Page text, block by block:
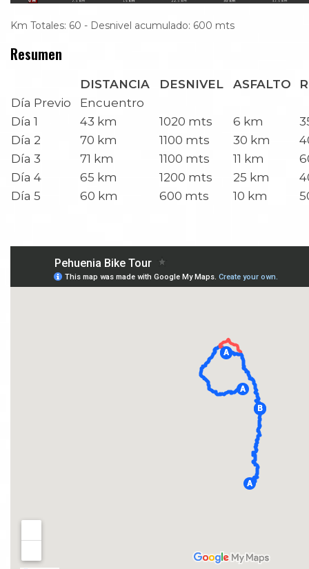
Km Totales: 60 - Desnivel acumulado: 600 mts
Resumen
DISTANCIA DESNIVEL ASFALTO
Día Previo
Encuentro
Día 1
43 km 1020 mts 6 km
Día 2
70 km 1100 mts 30 km
Día 3
71 km 1100 mts 11 km
Día 4
65 km 1200 mts 25 km
Día 5
60 km 600 mts 10 km